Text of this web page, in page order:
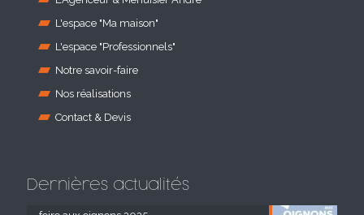
L'espace "Ma maison"
L'espace "Professionnels"
Notre savoir-faire
Nos réalisations
Contact & Devis
Dernières actualités